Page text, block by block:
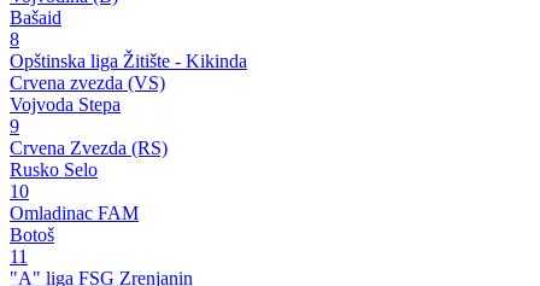
Bašaid
8
Opštinska liga Žitište - Kikinda
Crvena zvezda (VS)
Vojvoda Stepa
9
Crvena Zvezda (RS)
Rusko Selo
10
Omladinac FAM
Botoš
11
"A" liga FSG Zrenjanin